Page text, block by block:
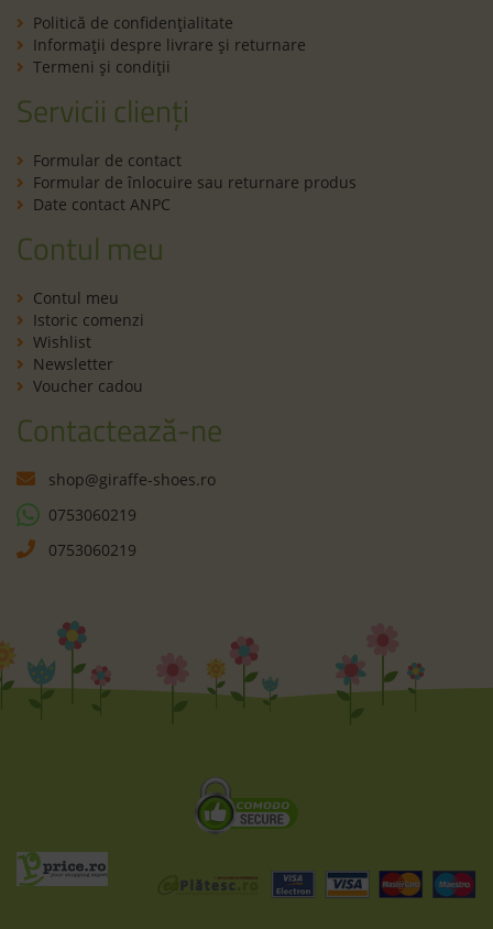
Politică de confidenţialitate
Informaţii despre livrare și returnare
Termeni şi condiţii
Servicii clienți
Formular de contact
Formular de înlocuire sau returnare produs
Date contact ANPC
Contul meu
Contul meu
Istoric comenzi
Wishlist
Newsletter
Voucher cadou
Contactează-ne
shop@giraffe-shoes.ro
0753060219
0753060219